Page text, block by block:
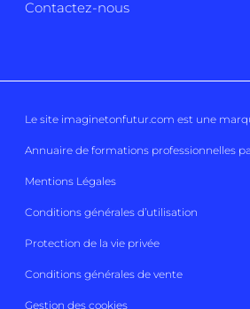
Contactez-nous
Le site imaginetonfutur.com est une
Annuaire de formations professionnelles
Mentions Légales
Conditions générales d’utilisation
Protection de la vie privée
Conditions générales de vente
Gestion des cookies